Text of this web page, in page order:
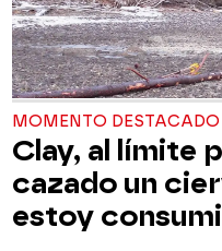
MOMENTO DESTACADO
Clay, al límite
cazado un
estoy